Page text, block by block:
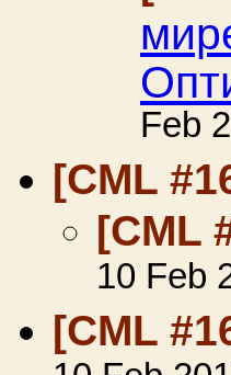
Feb
[CML
[CML
10 Feb
[CML